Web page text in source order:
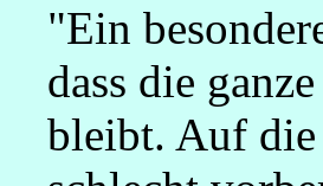
"Ein
dass die
bleibt. Auf die